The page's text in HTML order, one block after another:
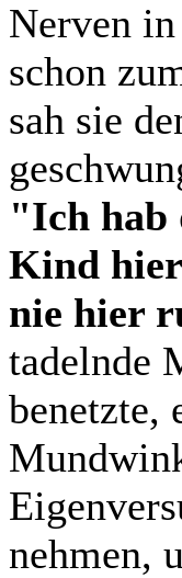
Nerven
schon
sah sie
"Ich hab
Kind hier
nie hier
tadelnde
benetzte,
nehmen,